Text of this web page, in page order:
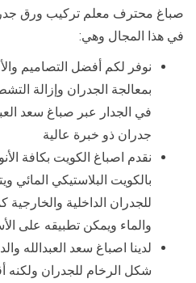
صباغ محترف معلم تركيب ورق
في هذا المجال وهي:
نوفر لكم أفضل التصاميم
بمعالجة الجدران وإزالة
في الجدار عبر صباغ سعد
جدران ذو خبرة عالية
نقدم اصباغ الكويت بكافة
بالكويت البلاستيكي المائي
للجدران الداخلية والخارجية
والماء ويمكن تطبيقه على
لدينا اصباغ سعد العبدالله
شكل الرخام للجدران ولكنه